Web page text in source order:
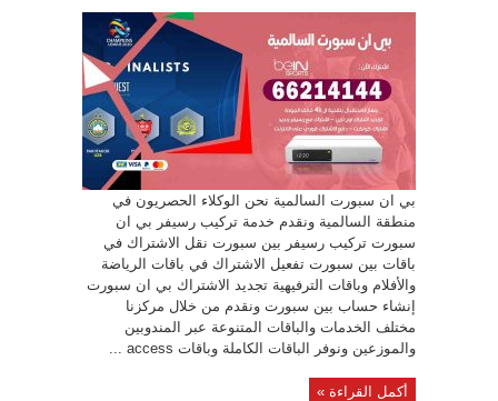
بي ان سبورت السالمية نحن الوكلاء الحصريون في
منطقة السالمية ونقدم خدمة تركيب رسيفر بي ان
سبورت تركيب رسيفر بين سبورت نقل الاشتراك في
باقات بين سبورت تفعيل الاشتراك في باقات الرياضة
والأفلام وباقات الترفيهية تجديد الاشتراك بي ان سبورت
إنشاء حساب بين سبورت ونقدم من خلال مركزنا
مختلف الخدمات والباقات المتنوعة عبر المندوبين
والموزعين ونوفر الباقات الكاملة وباقات access ...
أكمل القراءة »